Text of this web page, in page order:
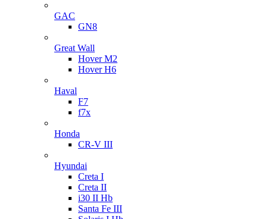
GAC
GN8
Great Wall
Hover M2
Hover H6
Haval
F7
f7x
Honda
CR-V III
Hyundai
Creta I
Creta II
i30 II Hb
Santa Fe III